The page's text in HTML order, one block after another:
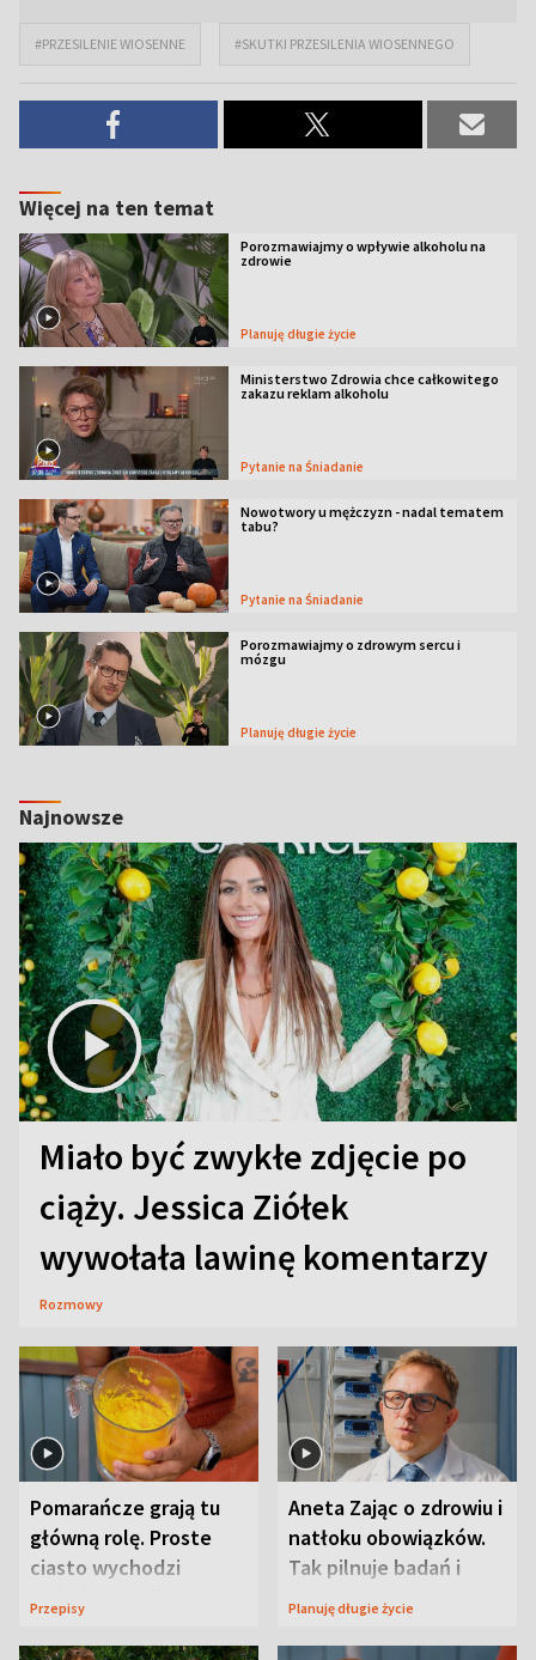
#PRZESILENIE WIOSENNE #SKUTKI PRZESILENIA WIOSENNEGO
Więcej na ten temat
Porozmawiajmy o wpływie alkoholu na
zdrowie
Planuję długie życie
Ministerstwo Zdrowia chce całkowitego
zakazu reklam alkoholu
Pytanie na Śniadanie
Nowotwory u mężczyzn - nadal tematem
tabu?
Pytanie na Śniadanie
Porozmawiajmy o zdrowym sercu i
mózgu
Planuję długie życie
Najnowsze
Miało być zwykłe zdjęcie po
ciąży. Jessica Ziółek
wywołała lawinę komentarzy
Rozmowy
Pomarańcze grają tu
główną rolę. Proste
ciasto wychodzi
wyjątkowo wilgotne
Przepisy
Aneta Zając o zdrowiu i
natłoku obowiązków.
Tak pilnuje badań i
wizyt
Planuję długie życie